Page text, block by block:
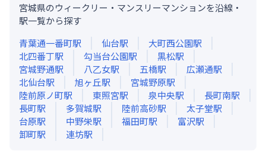
宮城県のウィークリー・マンスリーマンションを沿線・
駅一覧から探す
青葉通一番町駅 仙台駅 大町西公園駅
北四番丁駅 勾当台公園駅 黒松駅
宮城野通駅 八乙女駅 五橋駅 広瀬通駅
北仙台駅 旭ヶ丘駅 宮城野原駅
陸前原ノ町駅 東照宮駅 泉中央駅 長町南駅
長町駅 多賀城駅 陸前高砂駅 太子堂駅
台原駅 中野栄駅 福田町駅 富沢駅
卸町駅 連坊駅